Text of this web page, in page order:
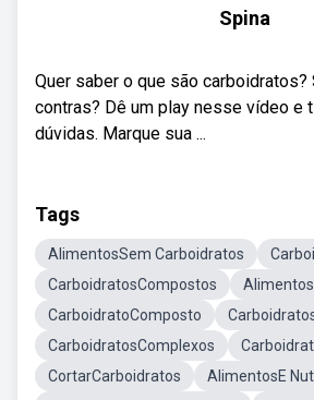
Spina
Quer saber o que são carboidratos?
contras? Dê um play nesse vídeo e
dúvidas. Marque sua ...
Tags
AlimentosSem Carboidratos
CarboidratosCompostos
CarboidratoComposto
CarboidratosComplexos
CortarCarboidratos
AlimentosE